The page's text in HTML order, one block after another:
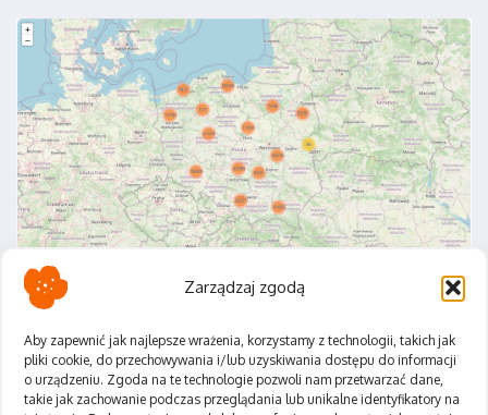
Zarządzaj zgodą
Aby zapewnić jak najlepsze wrażenia, korzystamy z technologii, takich jak
pliki cookie, do przechowywania i/lub uzyskiwania dostępu do informacji
o urządzeniu. Zgoda na te technologie pozwoli nam przetwarzać dane,
takie jak zachowanie podczas przeglądania lub unikalne identyfikatory na
Polityka Prywatności